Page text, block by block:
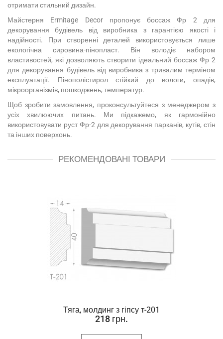
отримати стильний дизайн.
Майстерня Ermitage Decor пропонує боссаж Фр 2 для
декорування будівель від виробника з гарантією якості і
надійності. При створенні деталей використовується лише
екологічна сировина-пінопласт. Він володіє набором
властивостей, які дозволяють створити ідеальний боссаж Фр 2
для декорування будівель від виробника з тривалим терміном
експлуатації. Пінополістирол стійкий до вологи, опадів,
мікроорганізмів, пошкоджень, температур.
Щоб зробити замовлення, проконсультуйтеся з менеджером з
усіх хвилюючих питань. Ми підкажемо, як гармонійно
використовувати руст Фр-2 для декорування парканів, кутів, стін
та інших поверхонь.
РЕКОМЕНДОВАНІ ТОВАРИ
Тяга, молдинг з гіпсу т-201
218 грн.